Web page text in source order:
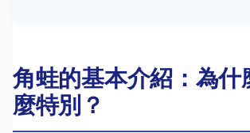
角蛙的基本介紹：為什
麼特別？